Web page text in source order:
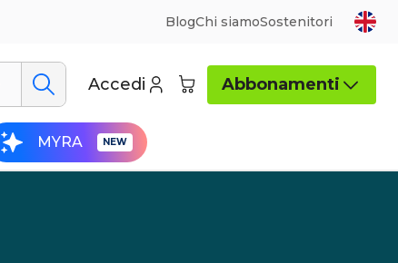
BlogChi siamoSostenitori
Accedi Abbonamenti
MYRA